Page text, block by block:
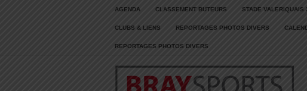
AGENDA CLASSEMENT BUTEURS STADE VALERIQUAIS
CLUBS & LIENS REPORTAGES PHOTOS DIVERS
REPORTAGES PHOTOS DIVERS